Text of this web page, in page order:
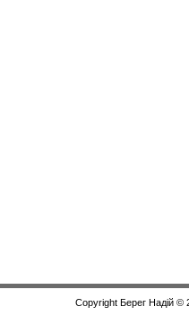
Copyright Берег Надiй ©